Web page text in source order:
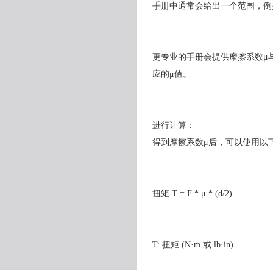
手册中通常会给出一个范围，
更专业的手册会提供摩擦系数μ
应的μ值。
进行计算：
得到摩擦系数μ后，可以使用以
扭矩 T = F * μ * (d/2)
T: 扭矩 (N·m 或 lb·in)